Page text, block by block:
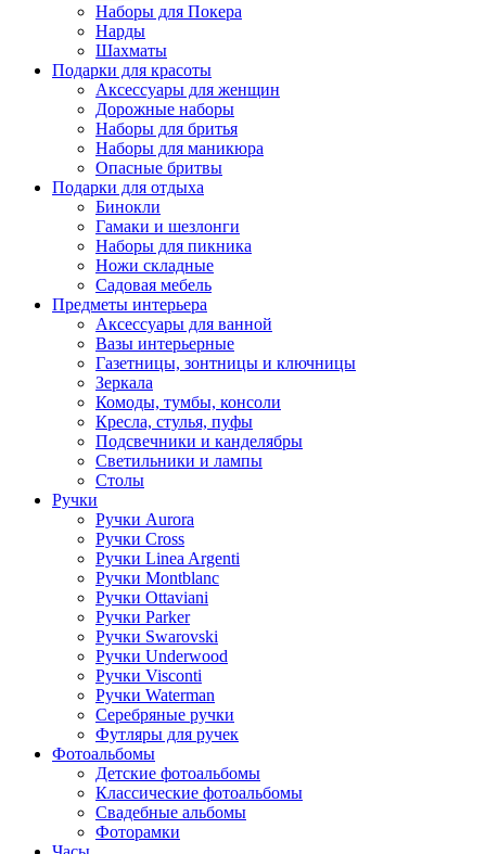
Наборы для Покера
Нарды
Шахматы
Подарки для красоты
Аксессуары для женщин
Дорожные наборы
Наборы для бритья
Наборы для маникюра
Опасные бритвы
Подарки для отдыха
Бинокли
Гамаки и шезлонги
Наборы для пикника
Ножи складные
Садовая мебель
Предметы интерьера
Аксессуары для ванной
Вазы интерьерные
Газетницы, зонтницы и ключницы
Зеркала
Комоды, тумбы, консоли
Кресла, стулья, пуфы
Подсвечники и канделябры
Светильники и лампы
Столы
Ручки
Ручки Aurora
Ручки Cross
Ручки Linea Argenti
Ручки Montblanc
Ручки Ottaviani
Ручки Parker
Ручки Swarovski
Ручки Underwood
Ручки Visconti
Ручки Waterman
Серебряные ручки
Футляры для ручек
Фотоальбомы
Детские фотоальбомы
Классические фотоальбомы
Свадебные альбомы
Фоторамки